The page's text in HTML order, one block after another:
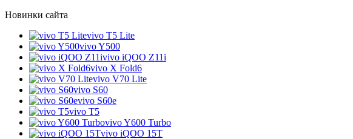
Новинки сайта
vivo T5 Lite
vivo Y500
vivo iQOO Z11i
vivo X Fold6
vivo V70 Lite
vivo S60
vivo S60e
vivo T5
vivo Y600 Turbo
vivo iQOO 15T